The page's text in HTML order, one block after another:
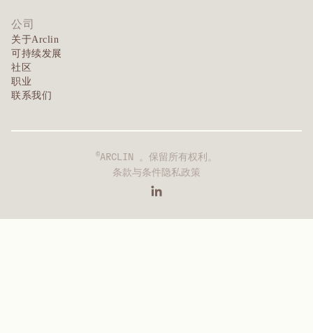
公司
关于Arclin
可持续发展
社区
职业
联系我们
条款与条件隐私政策
©ARCLIN 。保留所有权利。